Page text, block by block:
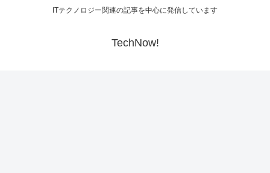
ITテクノロジー関連の記事を中心に発信しています
TechNow!